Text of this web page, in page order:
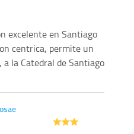
excelente en Santiago
centrica, permite un
a la Catedral de Santiago